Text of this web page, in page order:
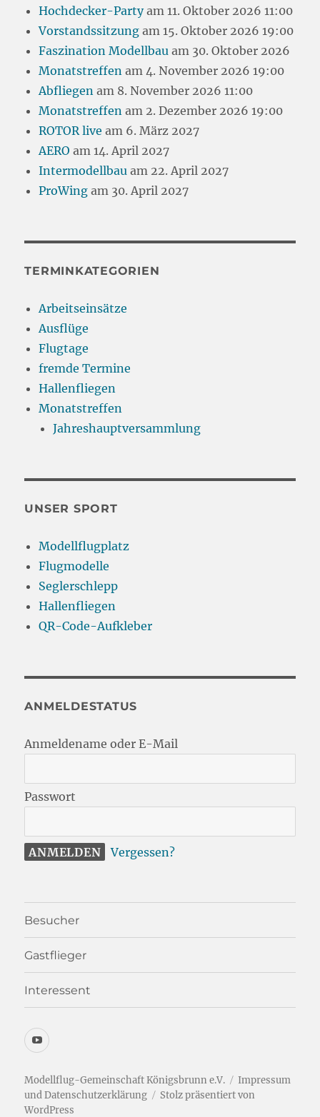
Hochdecker-Partyam 11. Oktober 2026 11:00
Vorstandssitzung am 15. Oktober 2026 19:00
Faszination Modellbau am 30. Oktober 2026
Monatstreffen am 4. November 2026 19:00
Abfliegen am 8. November 2026 11:00
Monatstreffen am 2. Dezember 2026 19:00
ROTOR live am 6. März 2027
AERO am 14. April 2027
Intermodellbau am 22. April 2027
ProWing am 30. April 2027
TERMINKATEGORIEN
Arbeitseinsätze
Ausflüge
Flugtage
fremde Termine
Hallenfliegen
Monatstreffen
Jahreshauptversammlung
UNSER SPORT
Modellflugplatz
Flugmodelle
Seglerschlepp
Hallenfliegen
QR-Code-Aufkleber
ANMELDESTATUS
Anmeldename oder E-Mail
Passwort
Vergessen?
Besucher
Gastflieger
Interessent
YouTube-
Modellflug-Gemeinschaft Königsbrunn e.V.
Impressum
und Datenschutzerklärung
Stolz präsentiert von
WordPress